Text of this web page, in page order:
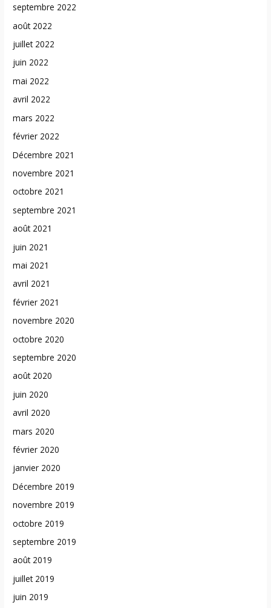
septembre 2022
août 2022
juillet 2022
juin 2022
mai 2022
avril 2022
mars 2022
février 2022
Décembre 2021
novembre 2021
octobre 2021
septembre 2021
août 2021
juin 2021
mai 2021
avril 2021
février 2021
novembre 2020
octobre 2020
septembre 2020
août 2020
juin 2020
avril 2020
mars 2020
février 2020
janvier 2020
Décembre 2019
novembre 2019
octobre 2019
septembre 2019
août 2019
juillet 2019
juin 2019